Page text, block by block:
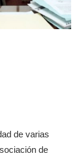
de varias
de